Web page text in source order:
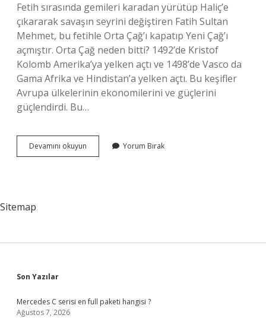
Fetih sırasında gemileri karadan yürütüp Haliç’e
çıkararak savaşın seyrini değiştiren Fatih Sultan
Mehmet, bu fetihle Orta Çağ’ı kapatıp Yeni Çağ’ı
açmıştır. Orta Çağ neden bitti? 1492’de Kristof
Kolomb Amerika’ya yelken açtı ve 1498’de Vasco da
Gama Afrika ve Hindistan’a yelken açtı. Bu keşifler
Avrupa ülkelerinin ekonomilerini ve güçlerini
güçlendirdi. Bu…
Devamını okuyun
Çağı
Yorum Bırak
Sitemap
Sidebar
Son Yazılar
Mercedes C serisi en full paketi hangisi ?
Ağustos 7, 2026